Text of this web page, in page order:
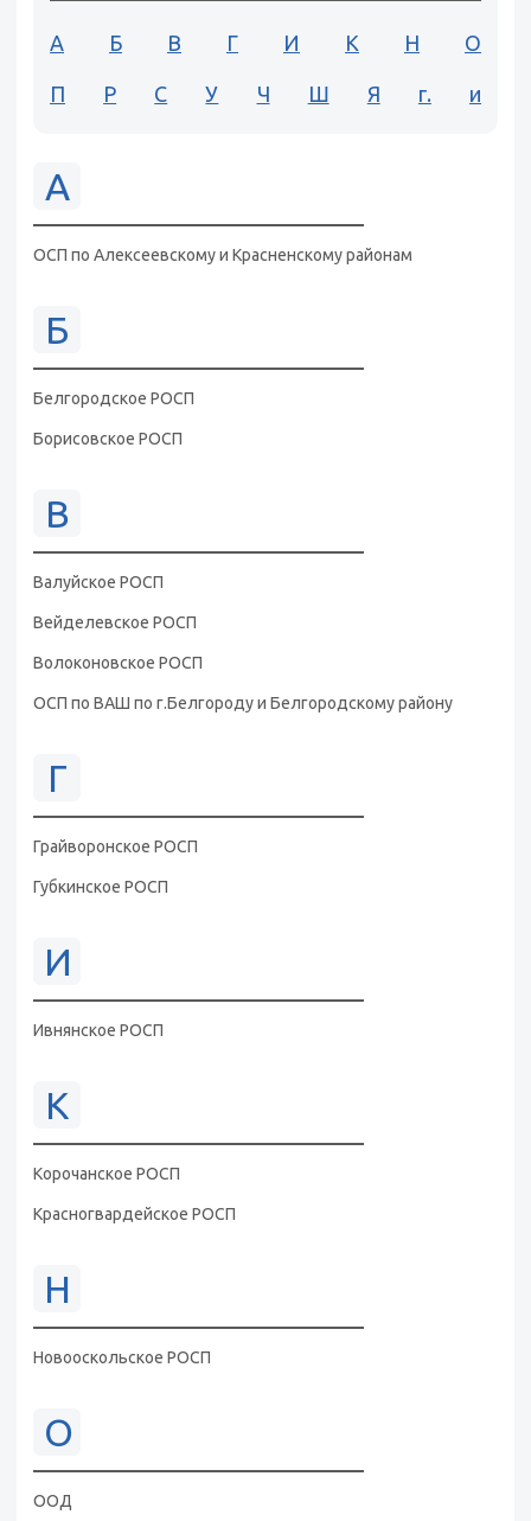
А Б В Г И К Н О
П Р С У Ч Ш Я г. и
А
ОСП по Алексеевскому и Красненскому районам
Б
Белгородское РОСП
Борисовское РОСП
В
Валуйское РОСП
Вейделевское РОСП
Волоконовское РОСП
ОСП по ВАШ по г.Белгороду и Белгородскому району
Г
Грайворонское РОСП
Губкинское РОСП
И
Ивнянское РОСП
К
Корочанское РОСП
Красногвардейское РОСП
Н
Новооскольское РОСП
О
ООД